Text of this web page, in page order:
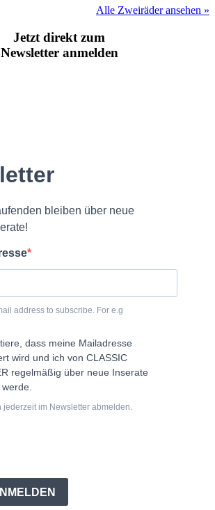
Alle Zweiräder ansehen »
Jetzt direkt zum
Newsletter anmelden